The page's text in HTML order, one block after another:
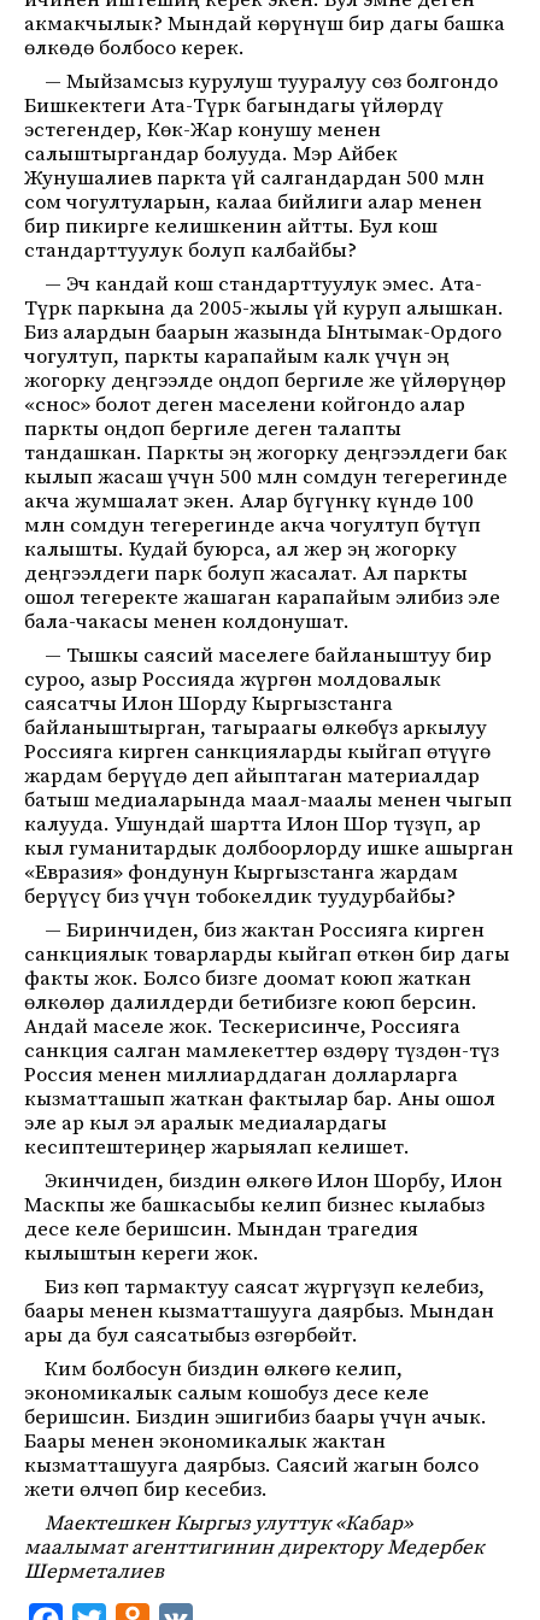
акмакчылык? Мындай көрүнүш бир дагы башка
өлкөдө болбосо керек.
— ⁠Мыйзамсыз курулуш тууралуу сөз болгондо
Бишкектеги Ата-Түрк багындагы үйлөрдү
эстегендер, Көк-Жар конушу менен
салыштыргандар болууда. Мэр Айбек
Жунушалиев паркта үй салгандардан 500 млн
сом чогултуларын, калаа бийлиги алар менен
бир пикирге келишкенин айтты. Бул кош
стандарттуулук болуп калбайбы?
— Эч кандай кош стандарттуулук эмес. Ата-
Түрк паркына да 2005-жылы үй куруп алышкан.
Биз алардын баарын жазында Ынтымак-Ордого
чогултуп, паркты карапайым калк үчүн эң
жогорку деңгээлде оңдоп бергиле же үйлөрүңөр
«снос» болот деген маселени койгондо алар
паркты оңдоп бергиле деген талапты
тандашкан. Паркты эң жогорку деңгээлдеги бак
кылып жасаш үчүн 500 млн сомдун тегерегинде
акча жумшалат экен. Алар бүгүнкү күндө 100
млн сомдун тегерегинде акча чогултуп бүтүп
калышты. Кудай буюрса, ал жер эң жогорку
деңгээлдеги парк болуп жасалат. Ал паркты
ошол тегеректе жашаган карапайым элибиз эле
бала-чакасы менен колдонушат.
— ⁠Тышкы саясий маселеге байланыштуу бир
суроо, азыр Россияда жүргөн молдовалык
саясатчы Илон Шорду Кыргызстанга
байланыштырган, тагыраагы өлкөбүз аркылуу
Россияга кирген санкцияларды кыйгап өтүүгө
жардам берүүдө деп айыптаган материалдар
батыш медиаларында маал-маалы менен чыгып
калууда. Ушундай шартта Илон Шор түзүп, ар
кыл гуманитардык долбоорлорду ишке ашырган
«Евразия» фондунун Кыргызстанга жардам
берүүсү биз үчүн тобокелдик туудурбайбы?
— Биринчиден, биз жактан Россияга кирген
санкциялык товарларды кыйгап өткөн бир дагы
факты жок. Болсо бизге доомат коюп жаткан
өлкөлөр далилдерди бетибизге коюп берсин.
Андай маселе жок. Тескерисинче, Россияга
санкция салган мамлекеттер өздөрү түздөн-түз
Россия менен миллиарддаган долларларга
кызматташып жаткан фактылар бар. Аны ошол
эле ар кыл эл аралык медиалардагы
кесиптештериңер жарыялап келишет.
Экинчиден, биздин өлкөгө Илон Шорбу, Илон
Маскпы же башкасыбы келип бизнес кылабыз
десе келе беришсин. Мындан трагедия
кылыштын кереги жок.
Биз көп тармактуу саясат жүргүзүп келебиз,
баары менен кызматташууга даярбыз. Мындан
ары да бул саясатыбыз өзгөрбөйт.
Ким болбосун биздин өлкөгө келип,
экономикалык салым кошобуз десе келе
беришсин. Биздин эшигибиз баары үчүн ачык.
Баары менен экономикалык жактан
кызматташууга даярбыз. Саясий жагын болсо
жети өлчөп бир кесебиз.
Маектешкен Кыргыз улуттук «Кабар»
маалымат агенттигинин директору Медербек
Шерметалиев